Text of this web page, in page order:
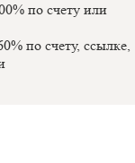
по счету или
по счету, ссылке,